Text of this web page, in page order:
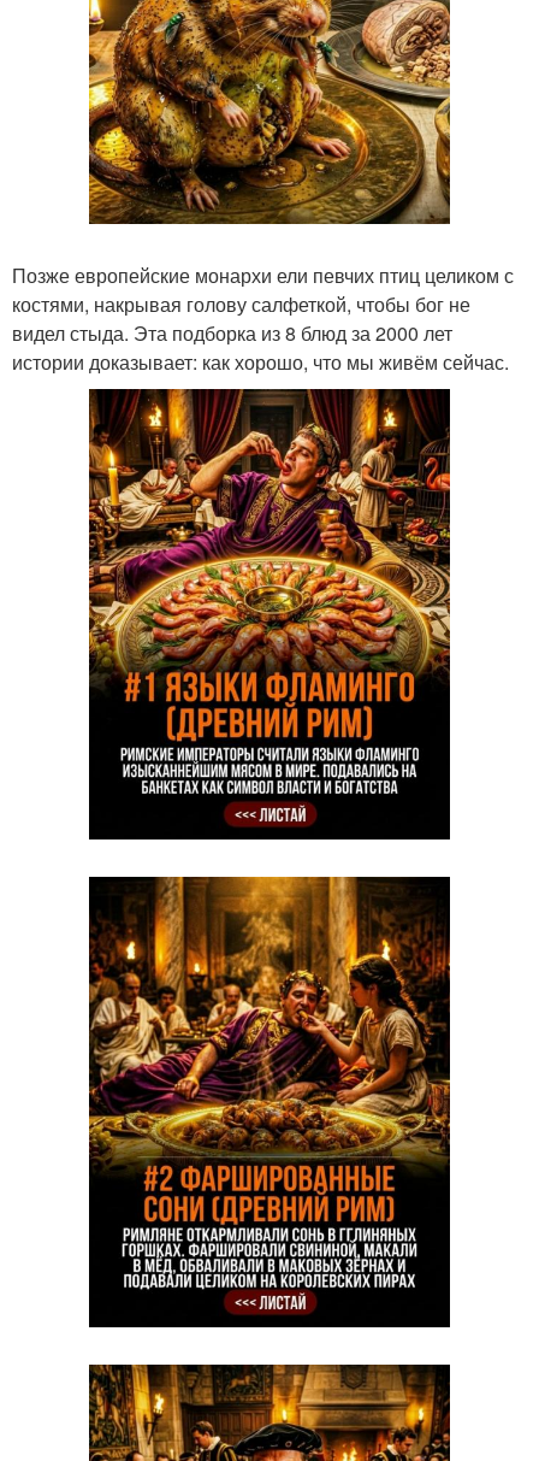
Позже европейские монархи ели певчих птиц целиком с
костями, накрывая голову салфеткой, чтобы бог не
видел стыда. Эта подборка из 8 блюд за 2000 лет
истории доказывает: как хорошо, что мы живём сейчас.